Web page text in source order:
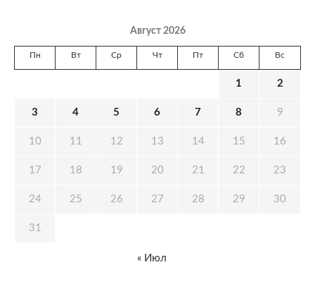
Август 2026
Пн Вт Ср Чт Пт Сб Вс
1 2
3 4 5 6 7 8 9
10 11 12 13 14 15 16
17 18 19 20 21 22 23
24 25 26 27 28 29 30
31
« Июл